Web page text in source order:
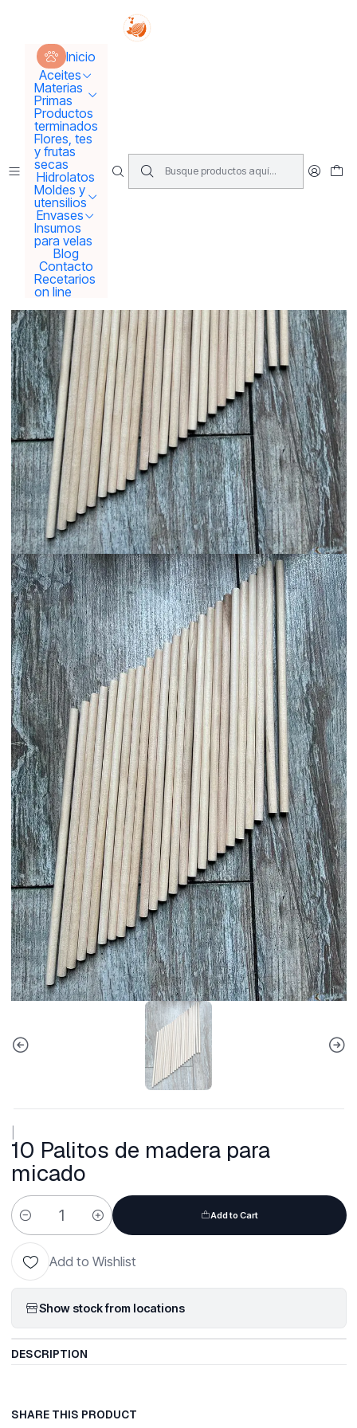
Inicio
Aceites
Materias
Primas
Productos
terminados
Flores, tes
y frutas
secas
Hidrolatos
Moldes y
utensilios
Envases
Insumos
para velas
Blog
Contacto
Recetarios
on line
Tus sueños se concretan aquí !!!
10 Palitos de madera para micado
10 Palitos de madera para
micado
Quantity
Add to Cart
Add to Wishlist
Show stock from locations
DESCRIPTION
SHARE THIS PRODUCT